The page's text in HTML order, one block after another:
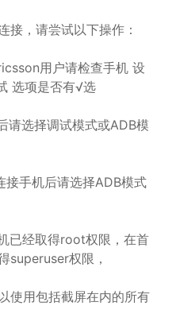
，请尝试以下操作：
用户请检查手机 设
选项是否有√选
选择调试模式或ADB模
手机后请选择ADB模式
经取得root权限，在首
superuser权限，
用包括截屏在内的所有